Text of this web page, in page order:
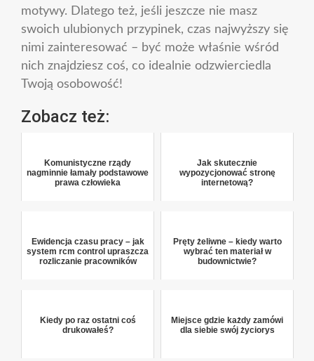
motywy. Dlatego też, jeśli jeszcze nie masz
swoich ulubionych przypinek, czas najwyższy się
nimi zainteresować – być może właśnie wśród
nich znajdziesz coś, co idealnie odzwierciedla
Twoją osobowość!
Zobacz też:
Komunistyczne rządy
nagminnie łamały podstawowe
prawa człowieka
Jak skutecznie
wypozycjonować stronę
internetową?
Ewidencja czasu pracy – jak
system rcm control upraszcza
rozliczanie pracowników
Pręty żeliwne – kiedy warto
wybrać ten materiał w
budownictwie?
Kiedy po raz ostatni coś
drukowałeś?
Miejsce gdzie każdy zamówi
dla siebie swój życiorys